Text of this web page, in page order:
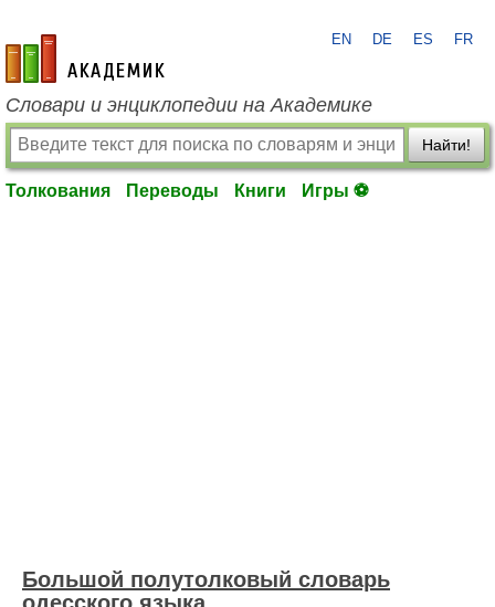
academic.ru
EN DE ES FR
Словари и энциклопедии на Академике
Найти!
Толкования Переводы Книги Игры ⚽
Большой полутолковый словарь